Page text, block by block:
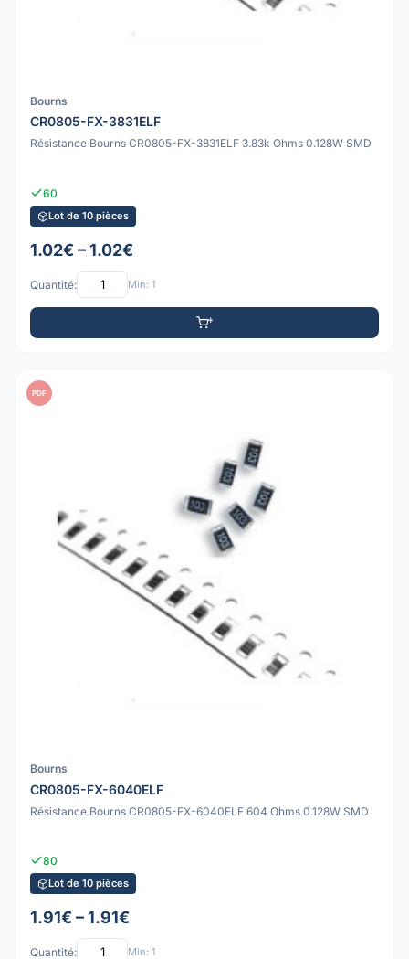
Bourns
CR0805-FX-3831ELF
Résistance Bourns CR0805-FX-3831ELF 3.83k Ohms 0.128W SMD
60
Lot de 10 pièces
1.02€ – 1.02€
Quantité: Min: 1
PDF
Bourns
CR0805-FX-6040ELF
Résistance Bourns CR0805-FX-6040ELF 604 Ohms 0.128W SMD
80
Lot de 10 pièces
1.91€ – 1.91€
Quantité: Min: 1